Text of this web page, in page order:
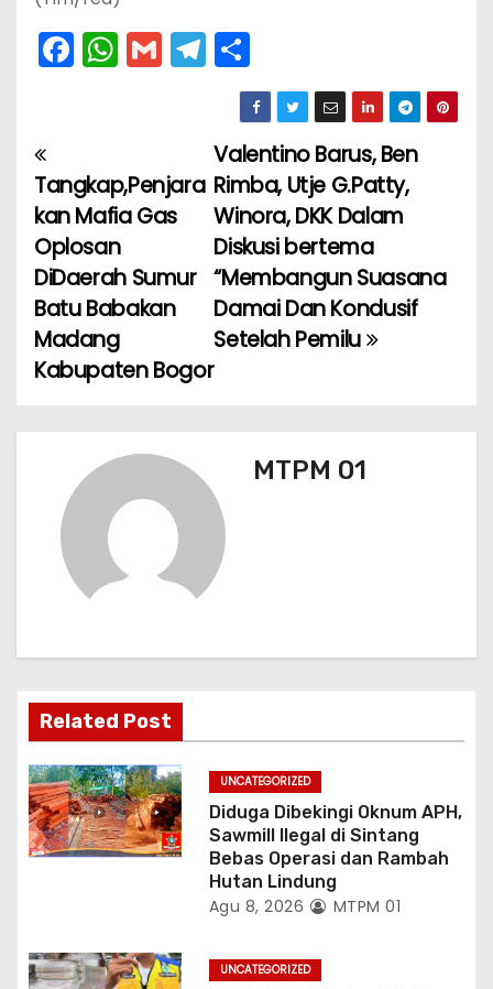
F
b
o
o
k
W
A
p
p
G T
gr
a
m
h
ar
e
N
a
v
i
g
s
Valentino Barus, Ben
Rimba, Utje G.Patty,
Winora, DKK Dalam
Diskusi bertema
“Membangun Suasana
Damai Dan Kondusif
Setelah Pemilu
Tangkap,Penjara
kan Mafia Gas
Oplosan
DiDaerah Sumur
Batu Babakan
Madang
Kabupaten Bogor
MTPM 01
Related Post
UNCATEGORIZED
Diduga Dibekingi Oknum APH,
Sawmill Ilegal di Sintang
Bebas Operasi dan Rambah
Hutan Lindung
Agu 8, 2026 MTPM 01
UNCATEGORIZED